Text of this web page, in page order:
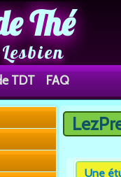
Thé
TDT FAQ
Vous
Une